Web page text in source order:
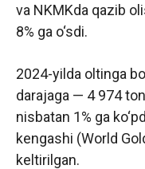
va NKMKda qazib
8% ga o‘sdi.
2024-yilda oltinga
darajaga — 4 974
nisbatan 1% ga
kengashi (World
keltirilgan.